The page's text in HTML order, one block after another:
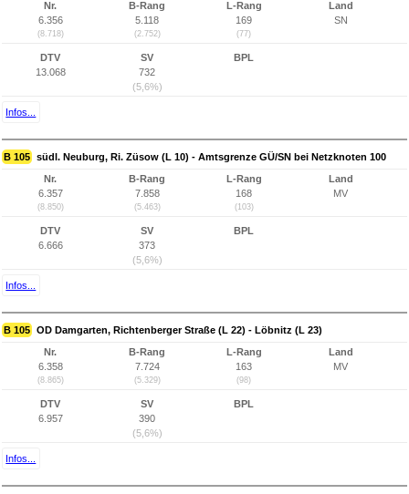
Nr.
6.356
(8.718)
B-Rang
5.118
(2.752)
L-Rang
169
(77)
Land
SN
DTV
13.068
SV
732
(5,6%)
BPL
Infos...
B 105 südl. Neuburg, Ri. Züsow (L 10) - Amtsgrenze GÜ/SN bei Netzknoten 100
Nr.
6.357
(8.850)
B-Rang
7.858
(5.463)
L-Rang
168
(103)
Land
MV
DTV
6.666
SV
373
(5,6%)
BPL
Infos...
B 105 OD Damgarten, Richtenberger Straße (L 22) - Löbnitz (L 23)
Nr.
6.358
(8.865)
B-Rang
7.724
(5.329)
L-Rang
163
(98)
Land
MV
DTV
6.957
SV
390
(5,6%)
BPL
Infos...